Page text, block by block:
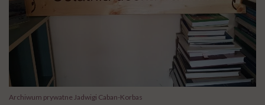
Archiwum prywatne Jadwigi Caban-Korbas